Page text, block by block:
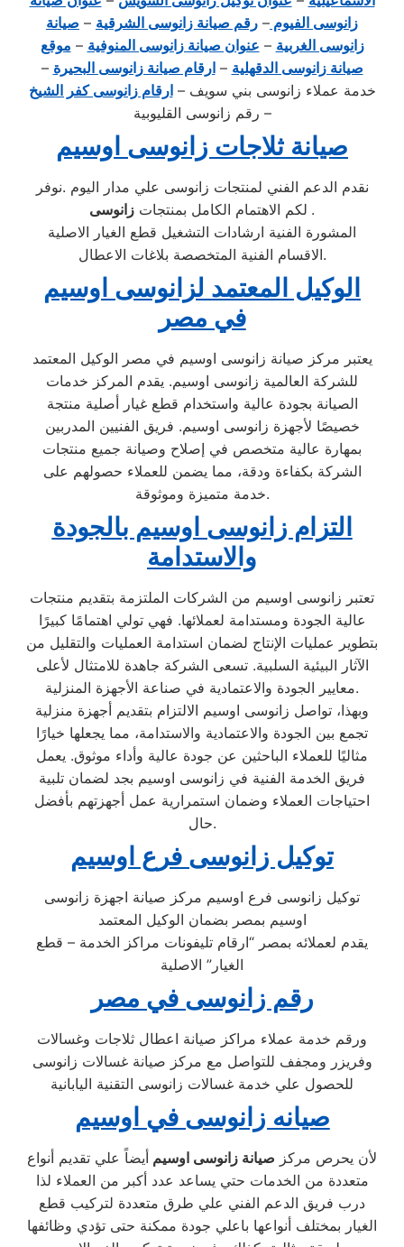
زانوسى الفيوم – رقم صيانة زانوسى الشرقية – صيانة
زانوسى الغربية – عنوان صيانة زانوسى المنوفية – موقع
صيانة زانوسى الدقهلية –ارقام صيانة زانوسى البحيرة –
خدمة عملاء زانوسى بني سويف –ارقام زانوسى كفر الشيخ
– رقم زانوسى القليوبية
صيانة ثلاجات زانوسى اوسيم
نقدم الدعم الفني لمنتجات زانوسى علي مدار اليوم .نوفر
لكم الاهتمام الكامل بمنتجات .
المشورة الفنية ارشادات التشغيل قطع الغيار الاصلية
الاقسام الفنية المتخصصة بلاغات الاعطال.
الوكيل المعتمد لزانوسى اوسيم
في مصر
يعتبر مركز صيانة زانوسى اوسيم في مصر الوكيل المعتمد
للشركة العالمية زانوسى اوسيم. يقدم المركز خدمات
الصيانة بجودة عالية واستخدام قطع غيار أصلية منتجة
خصيصًا لأجهزة زانوسى اوسيم. فريق الفنيين المدربين
بمهارة عالية متخصص في إصلاح وصيانة جميع منتجات
الشركة بكفاءة ودقة، مما يضمن للعملاء حصولهم على
خدمة متميزة وموثوقة.
التزام زانوسى اوسيم بالجودة
والاستدامة
تعتبر زانوسى اوسيم من الشركات الملتزمة بتقديم منتجات
عالية الجودة ومستدامة لعملائها. فهي تولي اهتمامًا كبيرًا
بتطوير عمليات الإنتاج لضمان استدامة العمليات والتقليل من
الآثار البيئية السلبية. تسعى الشركة جاهدة للامتثال لأعلى
معايير الجودة والاعتمادية في صناعة الأجهزة المنزلية.
وبهذا، تواصل زانوسى اوسيم الالتزام بتقديم أجهزة منزلية
تجمع بين الجودة والاعتمادية والاستدامة، مما يجعلها خيارًا
مثاليًا للعملاء الباحثين عن جودة عالية وأداء موثوق. يعمل
فريق الخدمة الفنية في زانوسى اوسيم بجد لضمان تلبية
احتياجات العملاء وضمان استمرارية عمل أجهزتهم بأفضل
حال.
توكيل زانوسى فرع اوسيم
توكيل زانوسى فرع اوسيم مركز صيانة اجهزة زانوسى
اوسيم بمصر بضمان الوكيل المعتمد
يقدم لعملائه بمصر “ارقام تليفونات مراكز الخدمة – قطع
الغيار” الاصلية
رقم زانوسى في مصر
ورقم خدمة عملاء مراكز صيانة اعطال ثلاجات وغسالات
وفريزر ومجفف للتواصل مع مركز صيانة غسالات زانوسى
للحصول علي خدمة غسالات زانوسى التقنية اليابانية
صيانه زانوسى في اوسيم
لأن يحرص مركز صيانة زانوسى اوسيم أيضاً علي تقديم أنواع
متعددة من الخدمات حتي يساعد عدد أكبر من العملاء لذا
درب فريق الدعم الفني علي طرق متعددة لتركيب قطع
الغيار بمختلف أنواعها باعلي جودة ممكنة حتى تؤدي وظائفها